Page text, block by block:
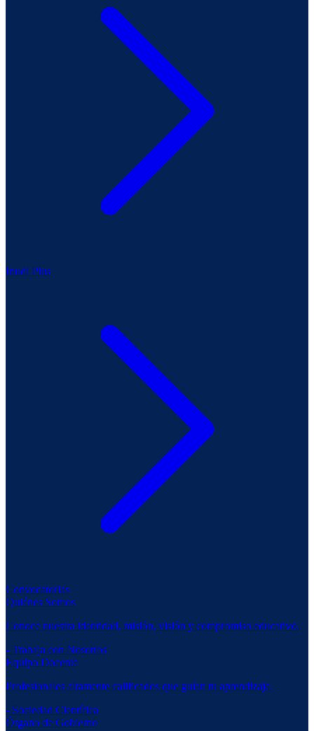
Inudi Plus
Convocatorias
Quiénes Somos
Conoce nuestra identidad, misión, visión y compromiso educativo.
- Trabaja con Nosotros
Equipo Docente
Profesionales altamente calificados que guían tu aprendizaje.
- Sociedad Científica
Órgano de Gobierno